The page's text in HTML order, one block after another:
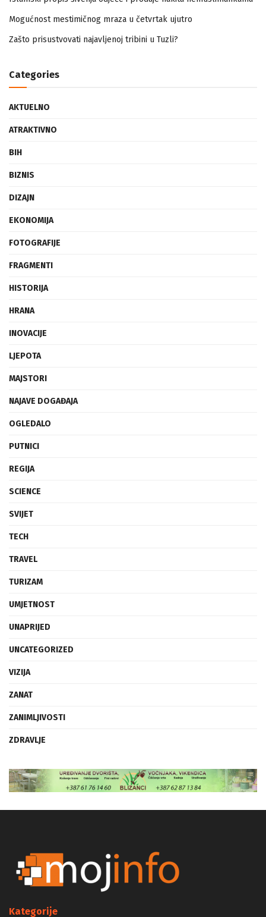
Mogućnost mestimičnog mraza u četvrtak ujutro
Zašto prisustvovati najavljenoj tribini u Tuzli?
Categories
AKTUELNO
ATRAKTIVNO
BIH
BIZNIS
DIZAJN
EKONOMIJA
FOTOGRAFIJE
FRAGMENTI
HISTORIJA
HRANA
INOVACIJE
LJEPOTA
MAJSTORI
NAJAVE DOGAĐAJA
OGLEDALO
PUTNICI
REGIJA
SCIENCE
SVIJET
TECH
TRAVEL
TURIZAM
UMJETNOST
UNAPRIJED
UNCATEGORIZED
VIZIJA
ZANAT
ZANIMLJIVOSTI
ZDRAVLJE
Kategorije